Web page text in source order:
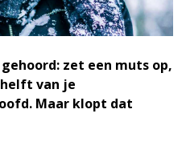
zet een muts op,
van je
Maar klopt dat